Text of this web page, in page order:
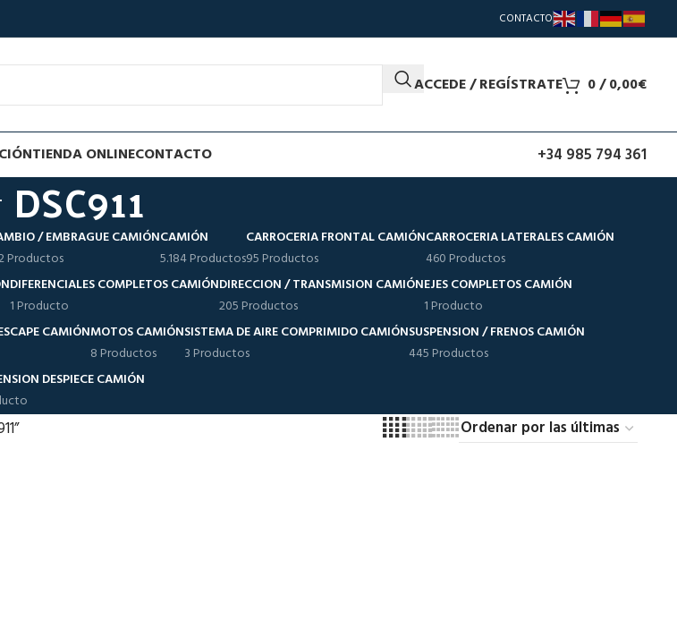
CONTACTO
ACCEDE / REGÍSTRATE 0/0,00€
TIENDA ONLINECONTACTO +34 985 794 361
DSC911
/ EMBRAGUE CAMIÓN
Productos
CAMIÓN
5.184 Productos
CARROCERIA FRONTAL CAMIÓN
95 Productos
CARROCERIA LATERALES CAMIÓN
460 Productos
DIFERENCIALES COMPLETOS CAMIÓN
1 Producto
DIRECCION / TRANSMISION CAMIÓN
205 Productos
EJES COMPLETOS CAMIÓN
1 Producto
CAMIÓNMOTOS CAMIÓN
8 Productos
SISTEMA DE AIRE COMPRIMIDO CAMIÓN
3 Productos
SUSPENSION / FRENOS CAMIÓN
445 Productos
DESPIECE CAMIÓN